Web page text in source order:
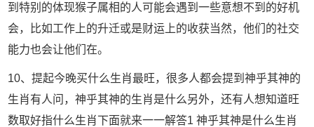
到特别的体现猴子属相的人可能会遇到一些意想不到的好机
会，比如工作上的升迁或是财运上的收获当然，他们的社交
能力也会让他们在。
10、提起今晚买什么生肖最旺，很多人都会提到神乎其神的
生肖有人问，神乎其神的生肖是什么另外，还有人想知道旺
数取好指什么生肖下面就来一一解答1 神乎其神是什么生肖